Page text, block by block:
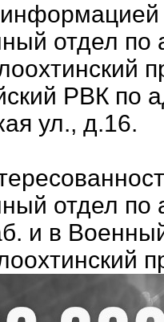
отдел по
РВК по
ул., д.16.
отдел по
и в